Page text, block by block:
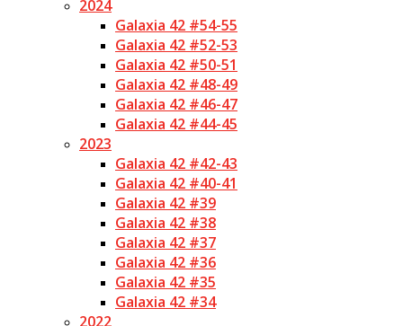
2024
Galaxia 42 #54-55
Galaxia 42 #52-53
Galaxia 42 #50-51
Galaxia 42 #48-49
Galaxia 42 #46-47
Galaxia 42 #44-45
2023
Galaxia 42 #42-43
Galaxia 42 #40-41
Galaxia 42 #39
Galaxia 42 #38
Galaxia 42 #37
Galaxia 42 #36
Galaxia 42 #35
Galaxia 42 #34
2022